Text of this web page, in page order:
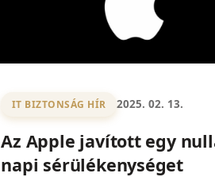
IT BIZTONSÁG HÍR 2025. 02. 13.
Az Apple javított egy
napi sérülékenységet